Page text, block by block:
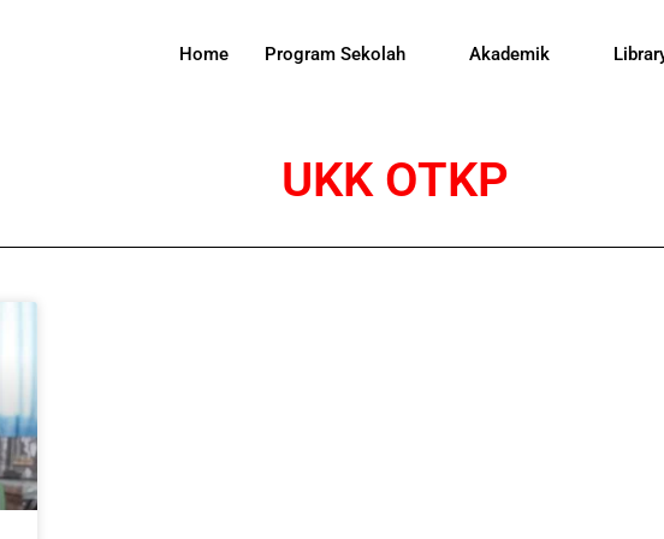
Home Program Sekolah Akademik
UKK OTKP